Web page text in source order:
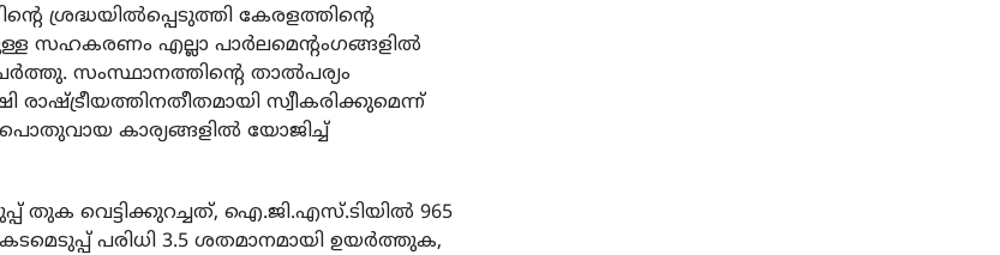
ശ്രദ്ധയിൽപ്പെടുത്തി കേരളത്തിന്റെ
സഹകരണം എല്ലാ പാർലമെന്റംഗങ്ങളിൽ
സംസ്ഥാനത്തിന്റെ താൽപര്യം
സ്വീകരിക്കുമെന്ന്
പൊതുവായ കാര്യങ്ങളിൽ യോജിച്ച്
തുക വെട്ടിക്കുറച്ചത്, ഐ.ജി.എസ്.ടിയിൽ 965
പരിധി 3.5 ശതമാനമായി ഉയർത്തുക,